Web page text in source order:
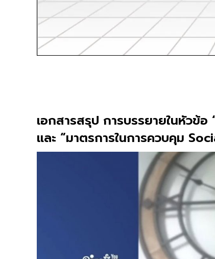
เอกสารสรุป การบรรยายในหัวข้
และ “มาตรการในการควบคุม